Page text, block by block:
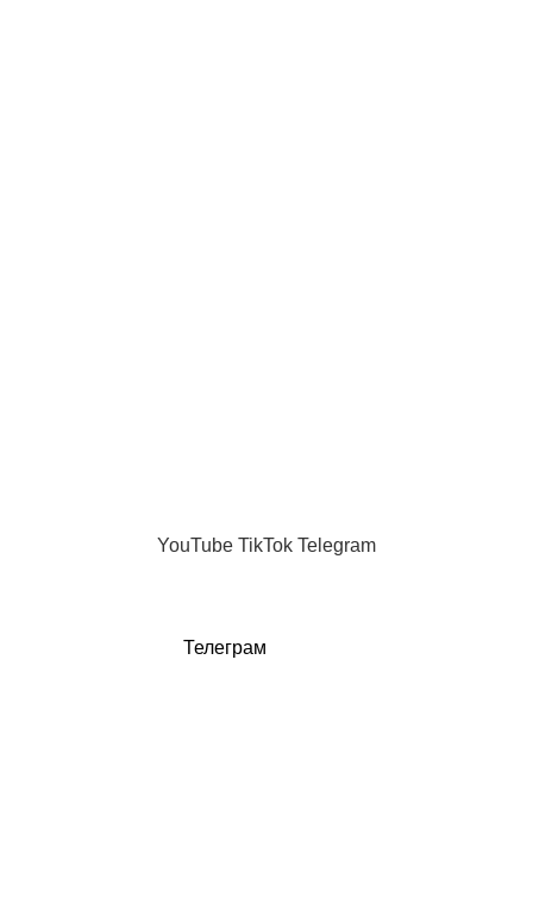
YouTube TikTok Telegram
Телеграм